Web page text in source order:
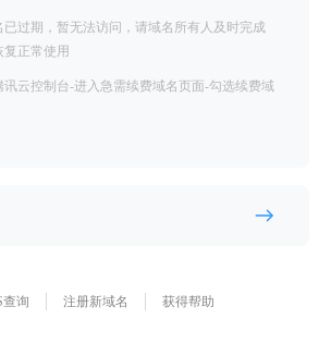
过期，暂无法访问，请域名所有人及时完成
复正常使用
云控制台-进入急需续费域名页面-勾选续费域
查询 注册新域名 获得帮助